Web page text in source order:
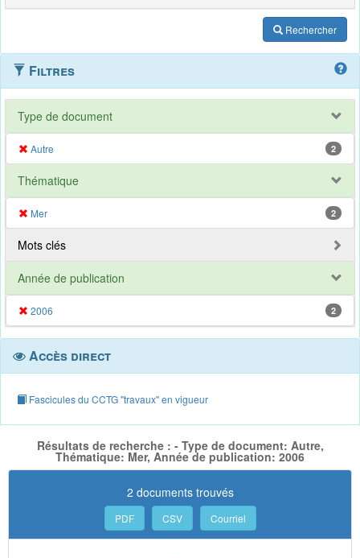
Rechercher
Filtres
Type de document
Autre 2
Thématique
Mer 2
Mots clés
Année de publication
2006 2
Accès direct
Fascicules du CCTG "travaux" en vigueur
Résultats de recherche : - Type de document: Autre,
Thématique: Mer, Année de publication: 2006
2 documents trouvés
PDF CSV Courriel